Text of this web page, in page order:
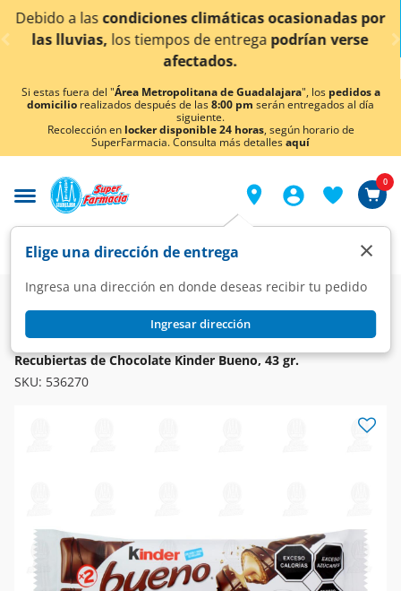
< div class="carousel-inner">
climáticas ocasionadas por
de entregapodrían verse
¡Ahora también en
Si estas fuera del "Área Metropolitana de Guadalajara", los pedidos a
domicilio realizados después de las8:00 pm serán entregados al día
siguiente.
Recolección en locker disponible 24 horas, según horario de
SuperFarmacia. Consulta más detallesaquí
Elige una dirección de entrega
Ingresa una dirección en donde deseas recibir tu pedido
Ingresar dirección
×
0
Super Alimentos Dulcería Chocolates
Galletas con Relleno Cremoso a Base de Leche y Avellanas
Recubiertas de Chocolate Kinder Bueno, 43 gr.
SKU: 536270